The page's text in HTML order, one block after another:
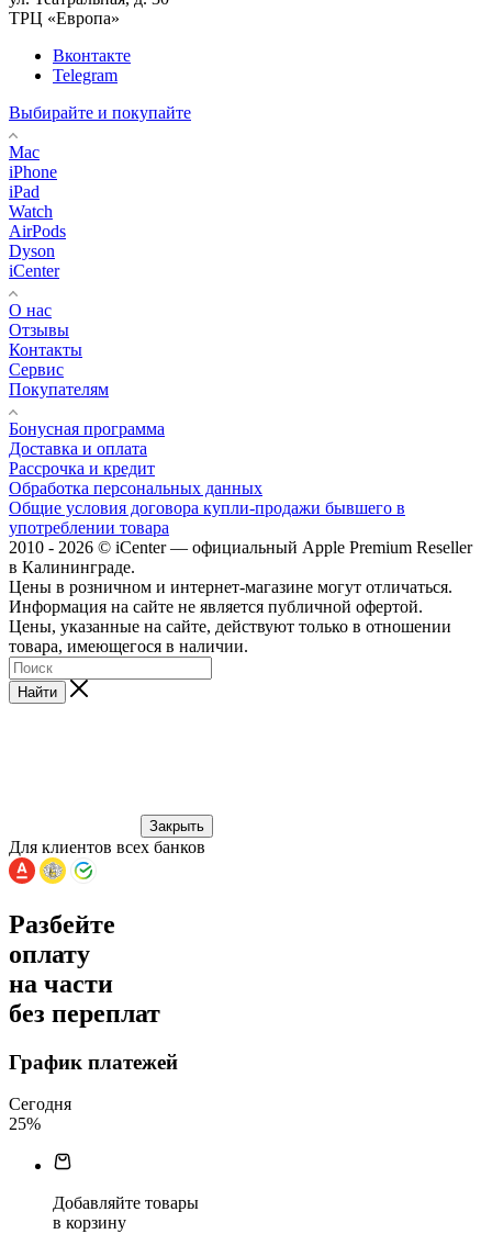
ТРЦ «Европа»
Вконтакте
Telegram
Выбирайте и покупайте
Mac
iPhone
iPad
Watch
AirPods
Dyson
iCenter
О нас
Отзывы
Контакты
Сервис
Покупателям
Бонусная программа
Доставка и оплата
Рассрочка и кредит
Обработка персональных данных
Общие условия договора купли-продажи бывшего в
употреблении товара
2010 - 2026 © iCenter — официальный Apple Premium Reseller
в Калининграде.
Цены в розничном и интернет-магазине могут отличаться.
Информация на сайте не является публичной офертой.
Цены, указанные на сайте, действуют только в отношении
товара, имеющегося в наличии.
Найти
Закрыть
Для клиентов всех банков
Разбейте
оплату
на части
без переплат
График платежей
Сегодня
25%
Добавляйте товары
в корзину